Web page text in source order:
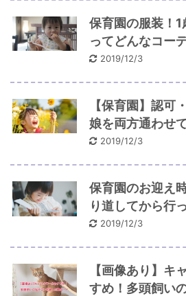
保育園の服装！
ってどんなコー
2019/12/3
【保育園】認可
娘を両方通わせ
2019/12/3
保育園のお迎え
り道してから行
2019/12/3
【画像あり】キ
すめ！多頭飼い